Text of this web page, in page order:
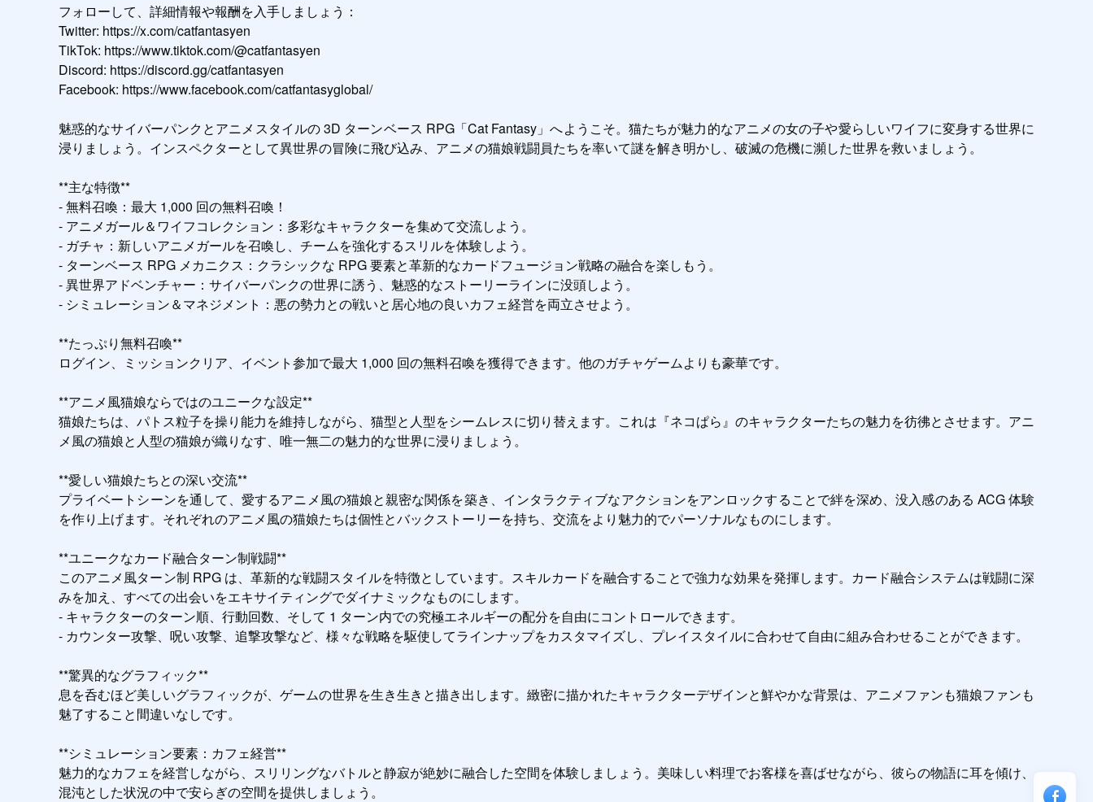
フォローして、詳細情報や報酬を入手しましょう：
Twitter: https://x.com/catfantasyen
TikTok: https://www.tiktok.com/@catfantasyen
Discord: https://discord.gg/catfantasyen
Facebook: https://www.facebook.com/catfantasyglobal/
魅惑的なサイバーパンクとアニメスタイルの 3D ターンベース RPG「Cat Fantasy」へようこそ。猫たちが魅力的なアニメの女の子や愛らしいワイフに変身する世界に
浸りましょう。インスペクターとして異世界の冒険に飛び込み、アニメの猫娘戦闘員たちを率いて謎を解き明かし、破滅の危機に瀕した世界を救いましょう。
**主な特徴**
- 無料召喚：最大 1,000 回の無料召喚！
- アニメガール＆ワイフコレクション：多彩なキャラクターを集めて交流しよう。
- ガチャ：新しいアニメガールを召喚し、チームを強化するスリルを体験しよう。
- ターンベース RPG メカニクス：クラシックな RPG 要素と革新的なカードフュージョン戦略の融合を楽しもう。
- 異世界アドベンチャー：サイバーパンクの世界に誘う、魅惑的なストーリーラインに没頭しよう。
- シミュレーション＆マネジメント：悪の勢力との戦いと居心地の良いカフェ経営を両立させよう。
**たっぷり無料召喚**
ログイン、ミッションクリア、イベント参加で最大 1,000 回の無料召喚を獲得できます。他のガチャゲームよりも豪華です。
**アニメ風猫娘ならではのユニークな設定**
猫娘たちは、パトス粒子を操り能力を維持しながら、猫型と人型をシームレスに切り替えます。これは『ネコぱら』のキャラクターたちの魅力を彷彿とさせます。アニ
メ風の猫娘と人型の猫娘が織りなす、唯一無二の魅力的な世界に浸りましょう。
**愛しい猫娘たちとの深い交流**
プライベートシーンを通して、愛するアニメ風の猫娘と親密な関係を築き、インタラクティブなアクションをアンロックすることで絆を深め、没入感のある ACG 体験
を作り上げます。それぞれのアニメ風の猫娘たちは個性とバックストーリーを持ち、交流をより魅力的でパーソナルなものにします。
**ユニークなカード融合ターン制戦闘**
このアニメ風ターン制 RPG は、革新的な戦闘スタイルを特徴としています。スキルカードを融合することで強力な効果を発揮します。カード融合システムは戦闘に深
みを加え、すべての出会いをエキサイティングでダイナミックなものにします。
- キャラクターのターン順、行動回数、そして 1 ターン内での究極エネルギーの配分を自由にコントロールできます。
- カウンター攻撃、呪い攻撃、追撃攻撃など、様々な戦略を駆使してラインナップをカスタマイズし、プレイスタイルに合わせて自由に組み合わせることができます。
**驚異的なグラフィック**
息を呑むほど美しいグラフィックが、ゲームの世界を生き生きと描き出します。緻密に描かれたキャラクターデザインと鮮やかな背景は、アニメファンも猫娘ファンも
魅了すること間違いなしです。
**シミュレーション要素：カフェ経営**
魅力的なカフェを経営しながら、スリリングなバトルと静寂が絶妙に融合した空間を体験しましょう。美味しい料理でお客様を喜ばせながら、彼らの物語に耳を傾け、
混沌とした状況の中で安らぎの空間を提供しましょう。